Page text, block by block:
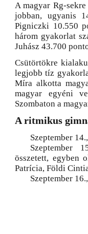
A magyar Rg-
jobban, ugyanis
Pigniczki 10.550
három gyakorlat
Juhász 43.700
Csütörtökre
legjobb tíz
Míra alkotta
magyar egyéni
Szombaton a
A ritmikus
Szeptember
Szeptember
összetett, egyben
Patrícia, Földi
Szeptember